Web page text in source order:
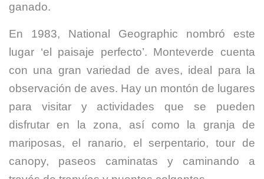
ganado.
En 1983, National Geographic nombró este
lugar ‘el paisaje perfecto’. Monteverde cuenta
con una gran variedad de aves, ideal para la
observación de aves. Hay un montón de lugares
para visitar y actividades que se pueden
disfrutar en la zona, así como la granja de
mariposas, el ranario, el serpentario, tour de
canopy, paseos caminatas y caminando a